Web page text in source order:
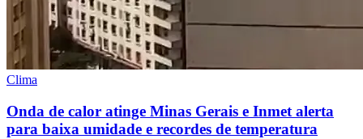
Clima
Onda de calor atinge Minas Gerais e Inmet alerta
para baixa umidade e recordes de temperatura